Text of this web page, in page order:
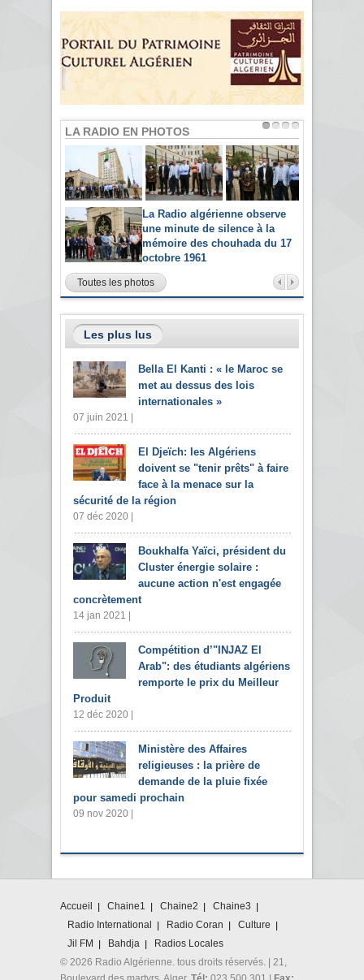
LA RADIO EN PHOTOS
La Radio algérienne observe
une minute de silence à la
mémoire des chouhada du 17
octobre 1961
Toutes les photos
Les plus lus
Bella El Kanti : « le Maroc se
met au dessus des lois
internationales »
07 juin 2021 |
El Djeïch: les Algériens
doivent se "tenir prêts" à faire
face à la menace sur la
sécurité de la région
07 déc 2020 |
Boukhalfa Yaïci, président du
Cluster énergie solaire :
aucune action n'est engagée
concrètement
14 jan 2021 |
Compétition d’"INJAZ El
Arab": des étudiants algériens
remporte le prix du Meilleur
Produit
12 déc 2020 |
Ministère des Affaires
religieuses : la prière de
demande de la pluie fixée
pour samedi prochain
09 nov 2020 |
Accueil Chaine1 Chaine2
Chaine3
Radio International
Radio Coran
Culture
Jil FM
Bahdja
Radios Locales
© 2026 Radio Algérienne. tous droits réservés. | 21,